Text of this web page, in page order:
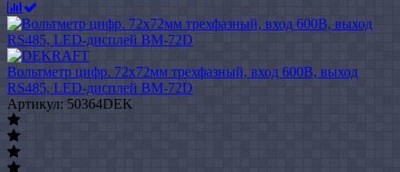
Вольтметр цифр. 72x72мм трехфазный, вход 600В, выход
RS485, LED-дисплей ВМ-72D
Артикул: 50364DEK